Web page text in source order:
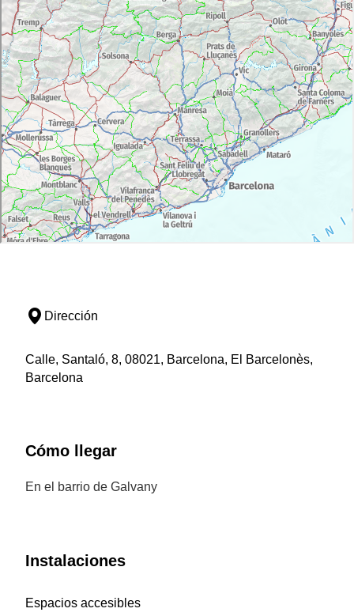
Dirección
Calle, Santaló, 8, 08021, Barcelona, El Barcelonès,
Barcelona
Cómo llegar
En el barrio de Galvany
Instalaciones
Espacios accesibles